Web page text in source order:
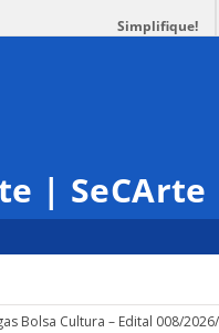
Simplifique!
| SeCArte
Bolsa Cultura – Edital 008/2026/